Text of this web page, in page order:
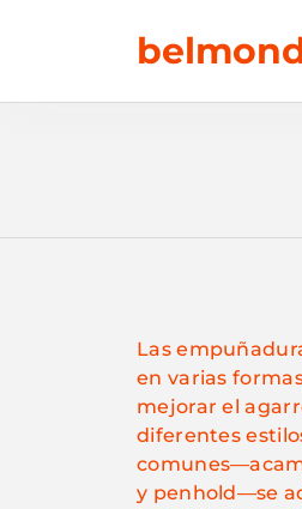
Las
en varias
mejorar el
diferentes
y penhold—se